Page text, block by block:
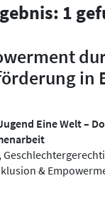
1
in
Eine Welt –
&